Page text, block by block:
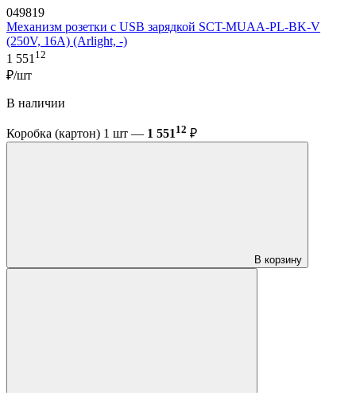
049819
Механизм розетки с USB зарядкой SCT-MUAA-PL-BK-V
(250V, 16A) (Arlight, -)
1 551 12
₽/шт
В наличии
Коробка (картон) 1 шт — 1 55112 ₽
В корзину